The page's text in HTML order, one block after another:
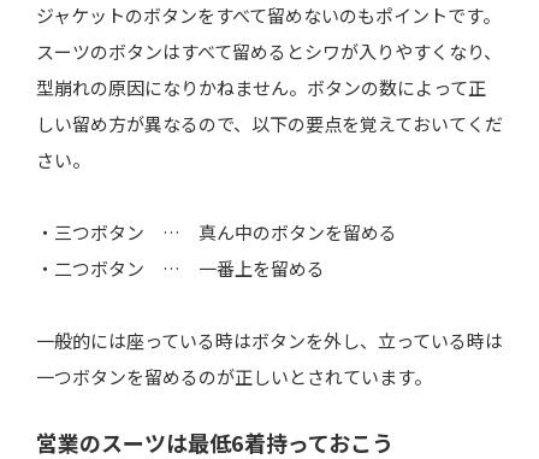
ジャケットのボタンをすべて留めないのもポイントです。
スーツのボタンはすべて留めるとシワが入りやすくなり、
型崩れの原因になりかねません。ボタンの数によって正
しい留め方が異なるので、以下の要点を覚えておいてくだ
さい。
・三つボタン … 真ん中のボタンを留める
・二つボタン … 一番上を留める
一般的には座っている時はボタンを外し、立っている時は
一つボタンを留めるのが正しいとされています。
営業のスーツは最低6着持っておこう